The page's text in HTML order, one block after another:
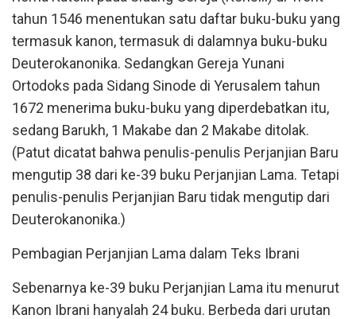
tahun 1546 menentukan satu daftar buku-buku yang
termasuk kanon, termasuk di dalamnya buku-buku
Deuterokanonika. Sedangkan Gereja Yunani
Ortodoks pada Sidang Sinode di Yerusalem tahun
1672 menerima buku-buku yang diperdebatkan itu,
sedang Barukh, 1 Makabe dan 2 Makabe ditolak.
(Patut dicatat bahwa penulis-penulis Perjanjian Baru
mengutip 38 dari ke-39 buku Perjanjian Lama. Tetapi
penulis-penulis Perjanjian Baru tidak mengutip dari
Deuterokanonika.)
Pembagian Perjanjian Lama dalam Teks Ibrani
Sebenarnya ke-39 buku Perjanjian Lama itu menurut
Kanon Ibrani hanyalah 24 buku. Berbeda dari urutan